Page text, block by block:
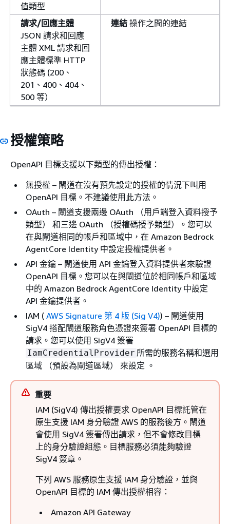
值類型
請求/回應主體
JSON 請求和回應
主體 XML 請求和回
應主體標準 HTTP
狀態碼 (200、
201、400、404、
500 等）
連結 操作之間的連結
授權策略
OpenAPI 目標支援以下類型的傳出授權：
無授權 – 閘道在沒有預先設定的授權的情況下叫用
OpenAPI 目標。不建議使用此方法。
OAuth – 閘道支援兩邊 OAuth （用戶端登入資料授予
類型） 和三邊 OAuth （授權碼授予類型）。您可以
在與閘道相同的帳戶和區域中，在 Amazon Bedrock
AgentCore Identity 中設定授權提供者。
API 金鑰 – 閘道使用 API 金鑰登入資料提供者來驗證
OpenAPI 目標。您可以在與閘道位於相同帳戶和區域
中的 Amazon Bedrock AgentCore Identity 中設定
API 金鑰提供者。
IAM ( AWS Signature 第 4 版 (Sig V4)) – 閘道使用
SigV4 搭配閘道服務角色憑證來簽署 OpenAPI 目標的
請求。您可以使用 SigV4 簽署
IamCredentialProvider 所需的服務名稱和選用
區域 （預設為閘道區域） 來設定 。
重要
IAM (SigV4) 傳出授權要求 OpenAPI 目標託管在
原生支援 IAM 身分驗證 AWS 的服務後方。閘道
會使用 SigV4 簽署傳出請求，但不會修改目標
上的身分驗證組態。目標服務必須能夠驗證
SigV4 簽章。
下列 AWS 服務原生支援 IAM 身分驗證，並與
OpenAPI 目標的 IAM 傳出授權相容：
Amazon API Gateway